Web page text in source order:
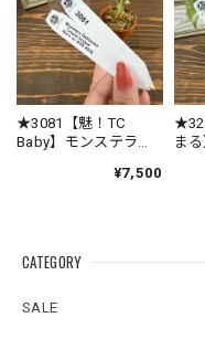
すね✨ お客様
気に生長して
ます🌱 素敵な
上げます☘️ 今
お願いいたし
優しい素晴らしい配慮
★3081【魅！TC
Baby】モンステラ
ームブリュレTC Baby
¥7,500
ま
ー
CATEGORY
SALE